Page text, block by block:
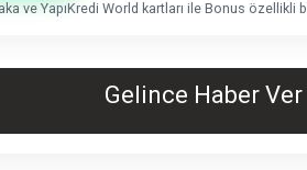
ve YapıKredi World kartları ile Bonus özellikli
Gelince Haber Ver